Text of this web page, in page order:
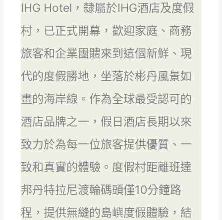
IHG Hotel，隸屬於IHG酒店及度假
村，已正式開幕，歡迎家庭、商務
旅客和企業團體來到這個新鮮、現
代的度假勝地，坐落於彬丹風景如
畫的海岸線。作為全球最受認可的
酒店品牌之一，假日酒店長期以來
致力於為每一位旅客提供優質、一
致和真實的體驗。度假村距離班達
邦丹特拉尼渡輪碼頭僅10分鐘路
程，提供無縫的島嶼度假體驗，結